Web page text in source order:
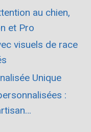
au chien,
et Pro
visuels de race
Unique
: